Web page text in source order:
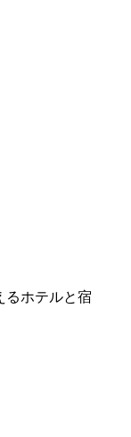
るホテルと宿